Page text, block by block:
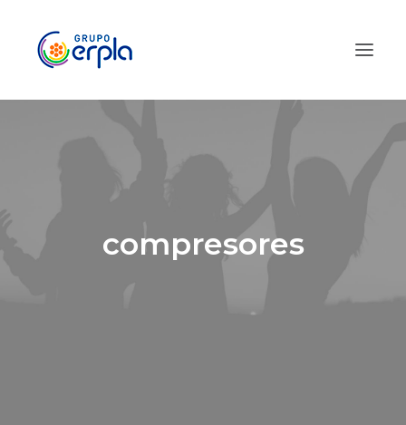
compresores